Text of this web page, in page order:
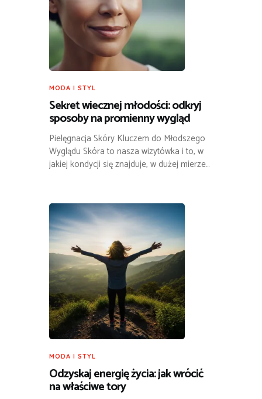
MODA I STYL
Sekret wiecznej młodości: odkryj
sposoby na promienny wygląd
Pielęgnacja Skóry Kluczem do Młodszego
Wyglądu Skóra to nasza wizytówka i to, w
jakiej kondycji się znajduje, w dużej mierze…
MODA I STYL
Odzyskaj energię życia: jak wrócić
na właściwe tory